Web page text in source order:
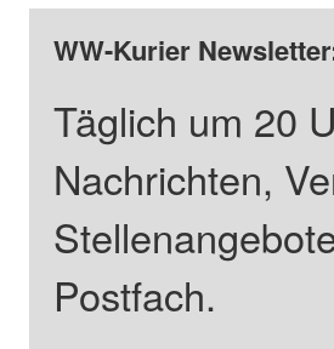
WW-Kurier
Täglich um 20
Nachrichten,
Postfach.